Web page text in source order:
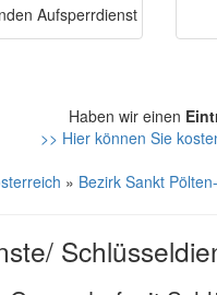
Haben wir einen
>> Hier können Sie
» Bezirk Sankt